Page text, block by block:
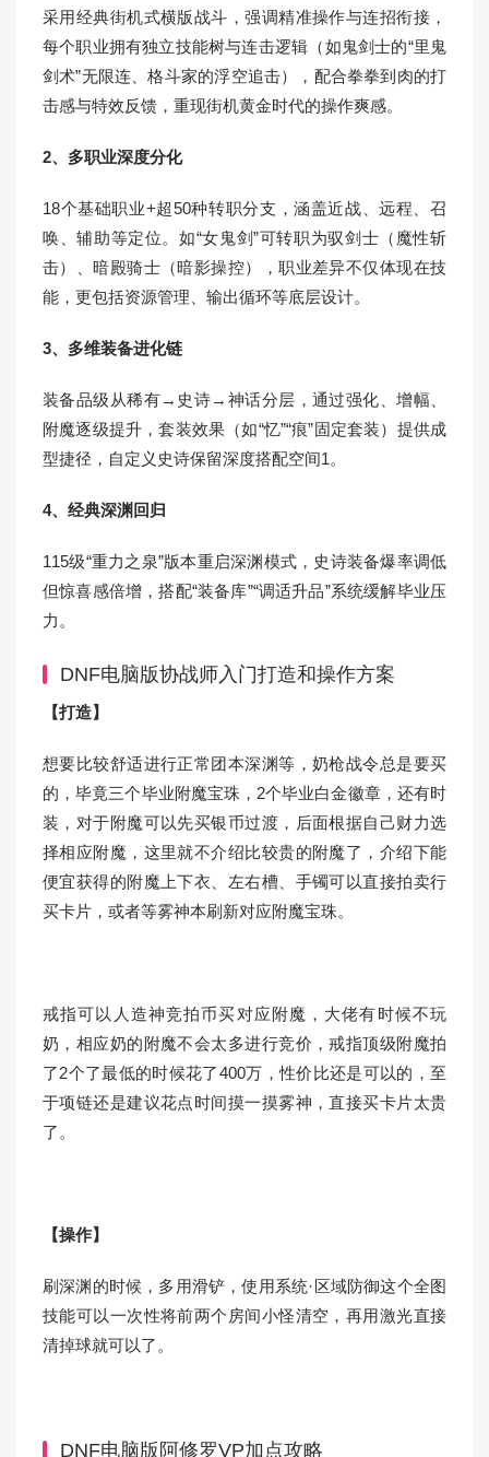
采用经典街机式横版战斗，强调精准操作与连招衔接，
每个职业拥有独立技能树与连击逻辑（如鬼剑士的“里鬼
剑术”无限连、格斗家的浮空追击），配合拳拳到肉的打
击感与特效反馈，重现街机黄金时代的操作爽感。
2、多职业深度分化
18个基础职业+超50种转职分支，涵盖近战、远程、召
唤、辅助等定位。如“女鬼剑”可转职为驭剑士（魔性斩
击）、暗殿骑士（暗影操控），职业差异不仅体现在技
能，更包括资源管理、输出循环等底层设计。
3、多维装备进化链
装备品级从稀有→史诗→神话分层，通过强化、增幅、
附魔逐级提升，套装效果（如“忆”“痕”固定套装）提供成
型捷径，自定义史诗保留深度搭配空间1。
4、经典深渊回归
115级“重力之泉”版本重启深渊模式，史诗装备爆率调低
但惊喜感倍增，搭配“装备库”“调适升品”系统缓解毕业压
力。
DNF电脑版协战师入门打造和操作方案
【打造】
想要比较舒适进行正常团本深渊等，奶枪战令总是要买
的，毕竟三个毕业附魔宝珠，2个毕业白金徽章，还有时
装，对于附魔可以先买银币过渡，后面根据自己财力选
择相应附魔，这里就不介绍比较贵的附魔了，介绍下能
便宜获得的附魔上下衣、左右槽、手镯可以直接拍卖行
买卡片，或者等雾神本刷新对应附魔宝珠。
戒指可以人造神竞拍币买对应附魔，大佬有时候不玩
奶，相应奶的附魔不会太多进行竞价，戒指顶级附魔拍
了2个了最低的时候花了400万，性价比还是可以的，至
于项链还是建议花点时间摸一摸雾神，直接买卡片太贵
了。
【操作】
刷深渊的时候，多用滑铲，使用系统·区域防御这个全图
技能可以一次性将前两个房间小怪清空，再用激光直接
清掉球就可以了。
DNF电脑版阿修罗VP加点攻略